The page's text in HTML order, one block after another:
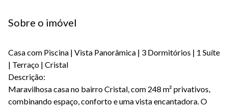
Sobre o imóvel
Casa com Piscina | Vista Panorâmica | 3 Dormitórios | 1 Suíte
| Terraço | Cristal
Descrição:
Maravilhosa casa no bairro Cristal, com 248 m² privativos,
combinando espaço, conforto e uma vista encantadora. O